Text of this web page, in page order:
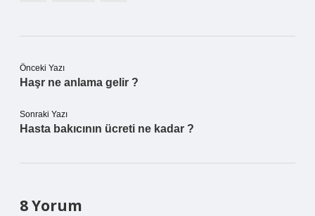
Önceki Yazı
Haşr ne anlama gelir ?
Sonraki Yazı
Hasta bakıcının ücreti ne kadar ?
8 Yorum